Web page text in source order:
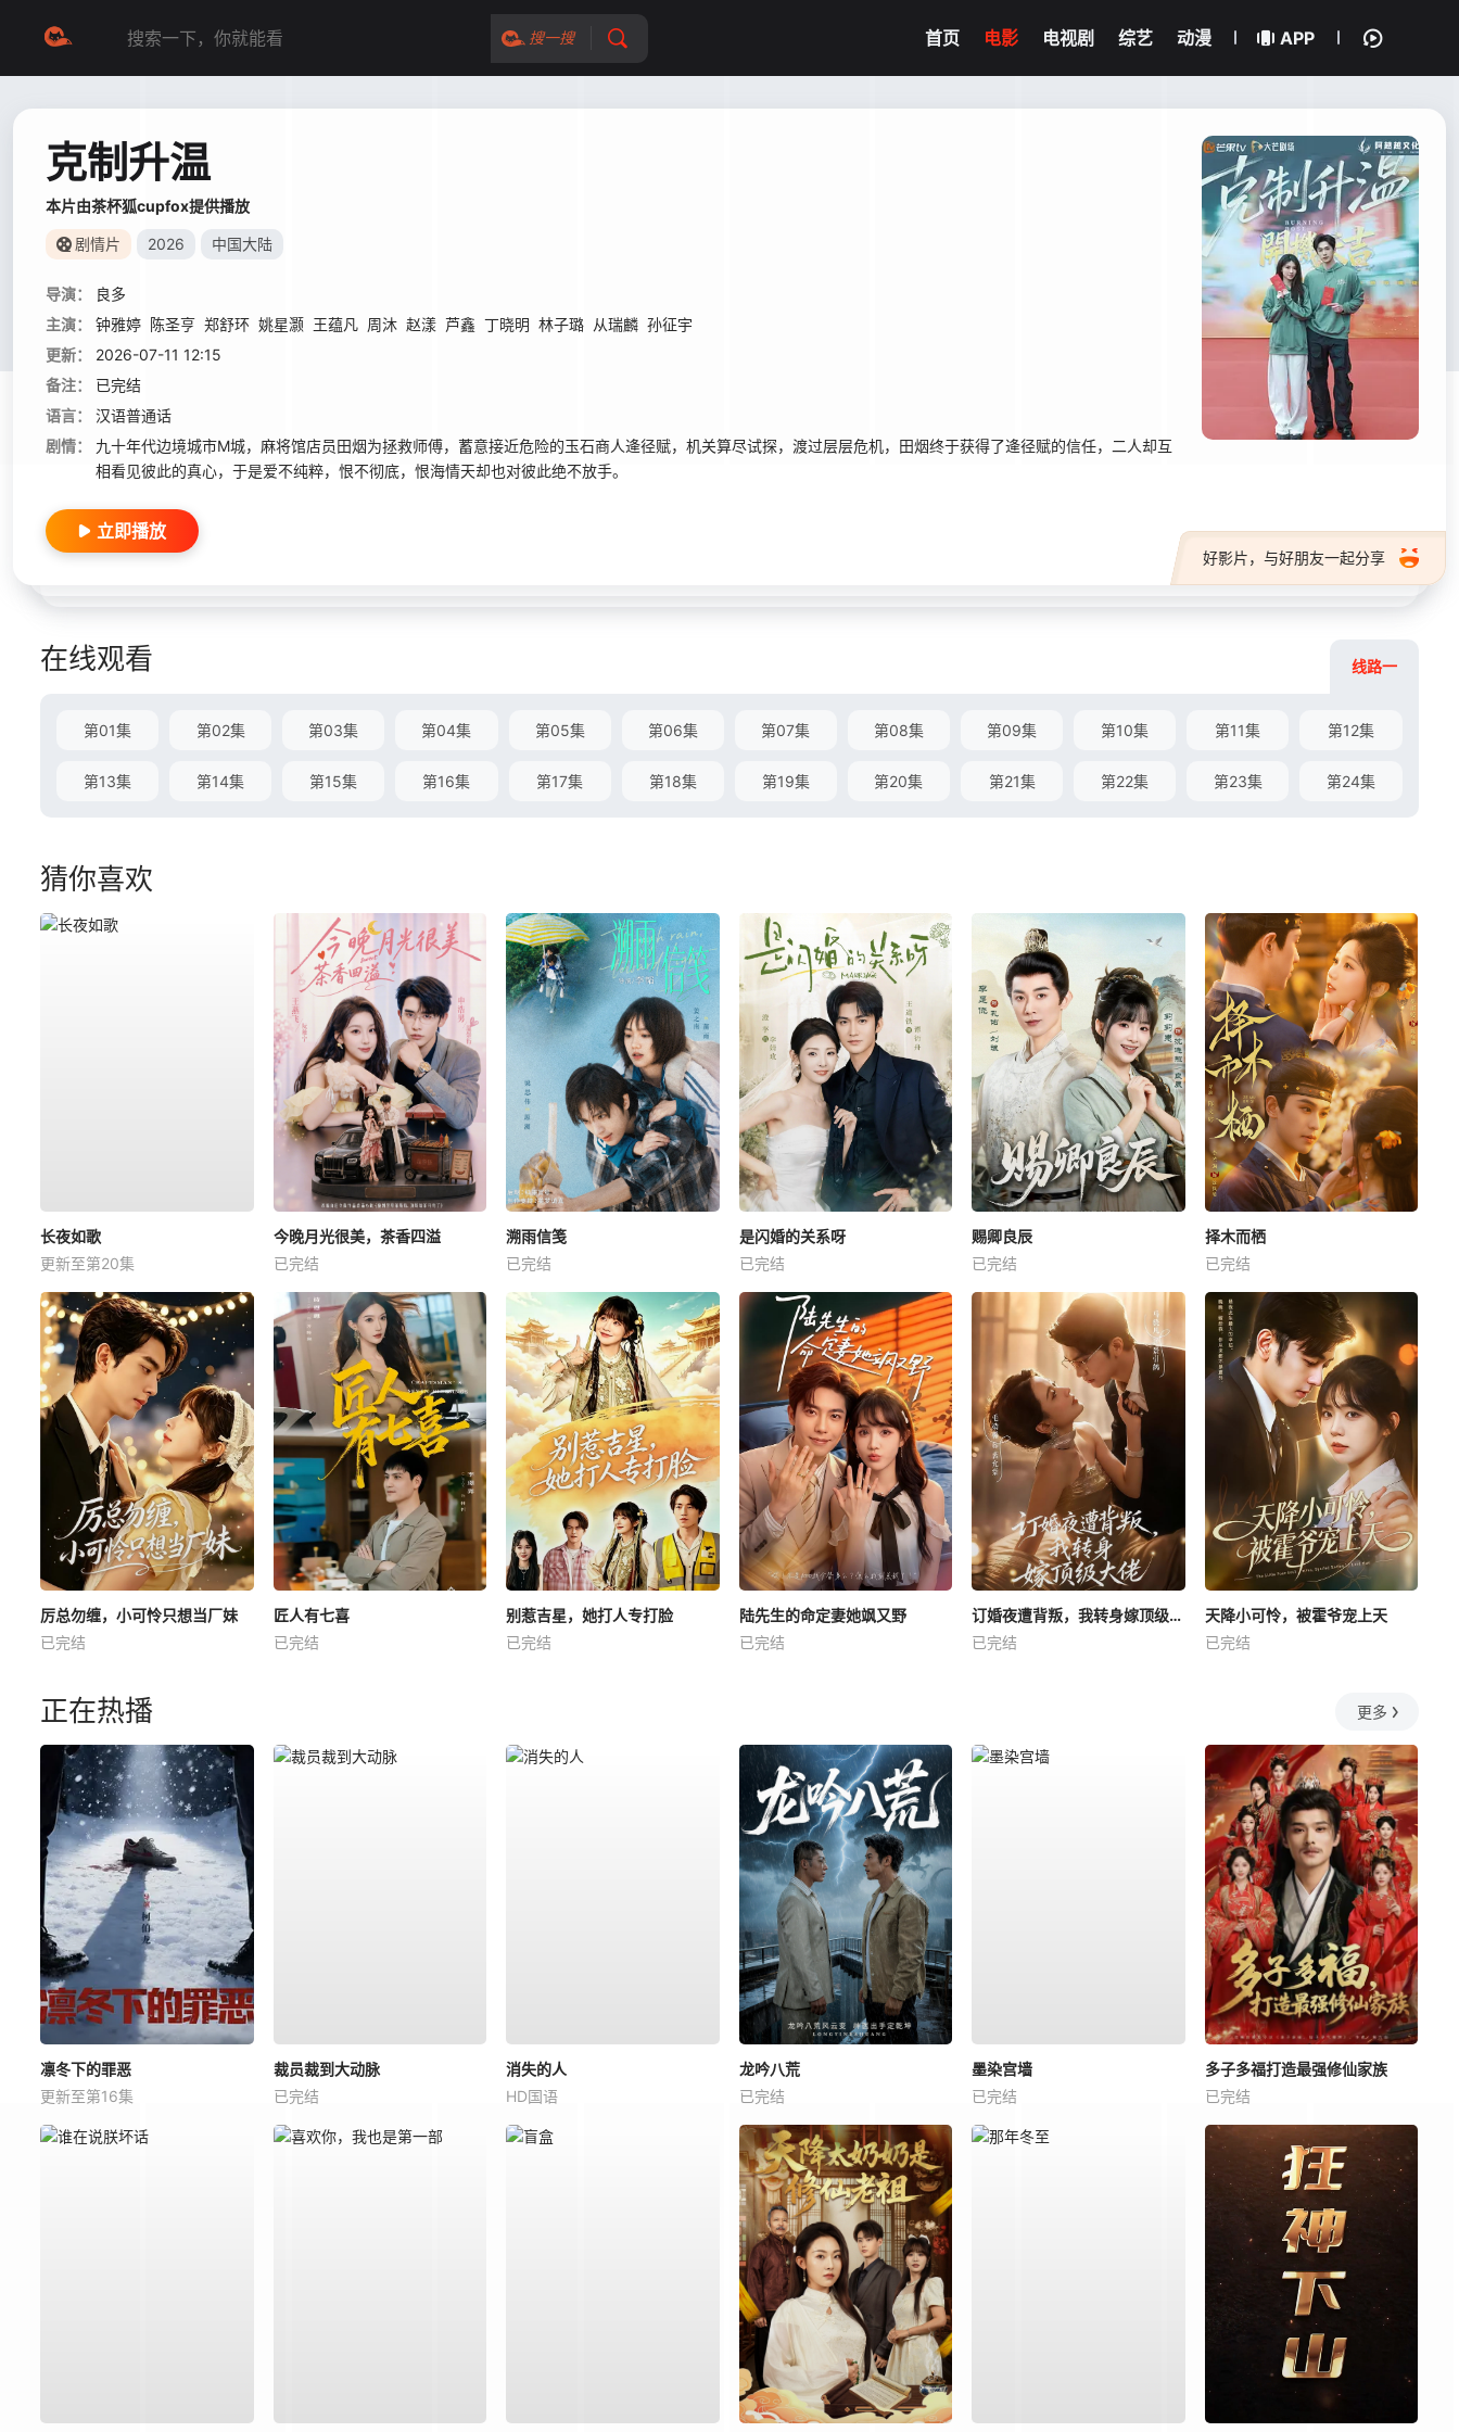
搜一搜 首页 电影 电视剧 综艺 动漫 APP
克制升温
本片由茶杯狐cupfox提供播放
剧情片 2026 中国大陆
导演：
良多
主演：
钟雅婷 陈圣亨 郑舒环 姚星灏 王蕴凡 周沐 赵漾 芦鑫 丁晓明 林子璐 从瑞麟 孙征宇
更新：
2026-07-11 12:15
备注：
已完结
语言：
汉语普通话
剧情：
九十年代边境城市M城，麻将馆店员田烟为拯救师傅，蓄意接近危险的玉石商人逄径赋，机关算尽试探，渡过层层危机，田烟终于获得了逄径赋的信任，二人却互
相看见彼此的真心，于是爱不纯粹，恨不彻底，恨海情天却也对彼此绝不放手。
好影片，与好朋友一起分享
立即播放
在线观看 线路一
第01集 第02集 第03集 第04集 第05集 第06集 第07集 第08集 第09集 第10集 第11集 第12集
第13集 第14集 第15集 第16集 第17集 第18集 第19集 第20集 第21集 第22集 第23集 第24集
猜你喜欢
长夜如歌
更新至第20集
今晚月光很美，茶香四溢
已完结
溯雨信笺
已完结
是闪婚的关系呀
已完结
赐卿良辰
已完结
择木而栖
已完结
厉总勿缠，小可怜只想当厂妹
已完结
匠人有七喜
已完结
别惹吉星，她打人专打脸
已完结
陆先生的命定妻她飒又野
已完结
订婚夜遭背叛，我转身嫁顶级大佬
已完结
天降小可怜，被霍爷宠上天
已完结
正在热播 更多
凛冬下的罪恶
更新至第16集
裁员裁到大动脉
已完结
消失的人
HD国语
龙吟八荒
已完结
墨染宫墙
已完结
多子多福打造最强修仙家族
已完结